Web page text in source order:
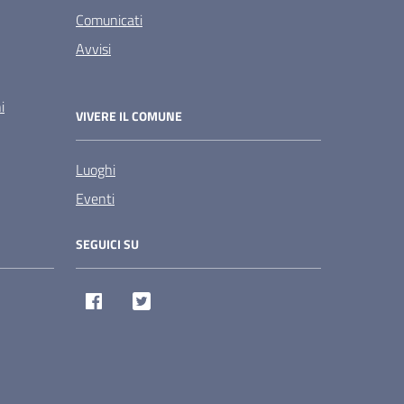
Comunicati
Avvisi
VIVERE IL COMUNE
Luoghi
Eventi
SEGUICI SU
Facebook